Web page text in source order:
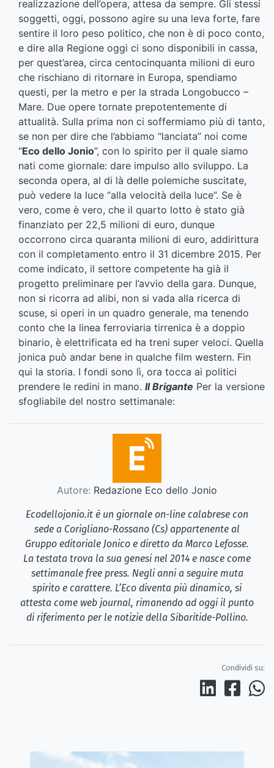
realizzazione dell’opera, attesa da sempre. Gli stessi
soggetti, oggi, possono agire su una leva forte, fare
sentire il loro peso politico, che non è di poco conto,
e dire alla Regione oggi ci sono disponibili in cassa,
per quest’area, circa centocinquanta milioni di euro
che rischiano di ritornare in Europa, spendiamo
questi, per la metro e per la strada Longobucco –
Mare. Due opere tornate prepotentemente di
attualità. Sulla prima non ci soffermiamo più di tanto,
se non per dire che l’abbiamo “lanciata” noi come
“Eco dello Jonio”, con lo spirito per il quale siamo
nati come giornale: dare impulso allo sviluppo. La
seconda opera, al di là delle polemiche suscitate,
può vedere la luce “alla velocità della luce”. Se è
vero, come è vero, che il quarto lotto è stato già
finanziato per 22,5 milioni di euro, dunque
occorrono circa quaranta milioni di euro, addirittura
con il completamento entro il 31 dicembre 2015. Per
come indicato, il settore competente ha già il
progetto preliminare per l’avvio della gara. Dunque,
non si ricorra ad alibi, non si vada alla ricerca di
scuse, si operi in un quadro generale, ma tenendo
conto che la linea ferroviaria tirrenica è a doppio
binario, è elettrificata ed ha treni super veloci. Quella
jonica può andar bene in qualche film western. Fin
qui la storia. I fondi sono lì, ora tocca ai politici
prendere le redini in mano. Il Brigante Per la versione
sfogliabile del nostro settimanale:
Autore: Redazione Eco dello Jonio
Ecodellojonio.it è un giornale on-line calabrese con
sede a Corigliano-Rossano (Cs) appartenente al
Gruppo editoriale Jonico e diretto da Marco Lefosse.
La testata trova la sua genesi nel 2014 e nasce come
settimanale free press. Negli anni a seguire muta
spirito e carattere. L’Eco diventa più dinamico, si
attesta come web journal, rimanendo ad oggi il punto
di riferimento per le notizie della Sibaritide-Pollino.
Condividi su: